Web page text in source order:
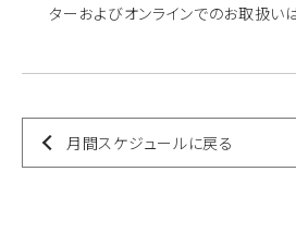
ターおよびオンラインでのお取扱い
月間スケジュールに戻る